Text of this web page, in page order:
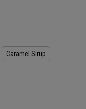
Caramel Sirup